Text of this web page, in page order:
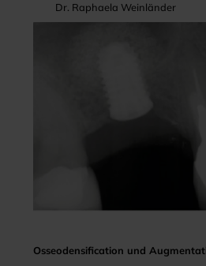
Dr. Raphaela Weinländer
Osseodensification und